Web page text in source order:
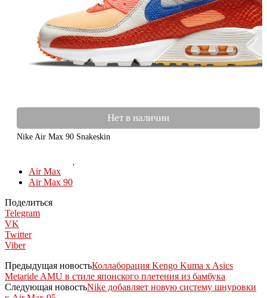
Nike Air Max 90 Snakeskin
Нет в наличии
Air Max
Air Max 90
Поделиться
Telegram
VK
Twitter
Viber
Предыдущая новостьКоллаборация Kengo Kuma x Asics
Metaride AMU в стиле японского плетения из бамбука
Следующая новостьNike добавляет новую систему шнуровки